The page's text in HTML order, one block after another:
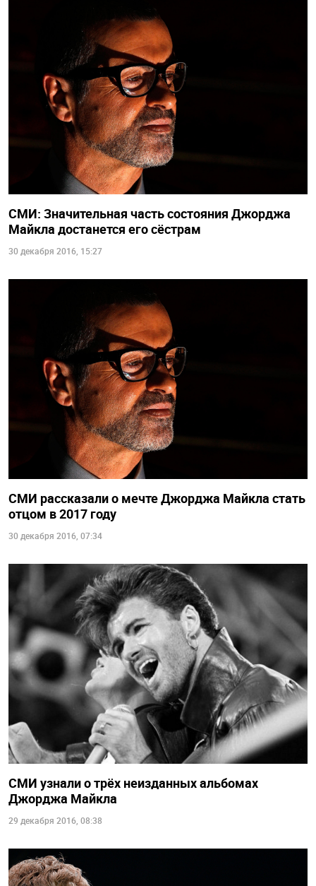
СМИ: Значительная часть состояния Джорджа
Майкла достанется его сёстрам
30 декабря 2016, 15:27
СМИ рассказали о мечте Джорджа Майкла стать
отцом в 2017 году
30 декабря 2016, 07:34
СМИ узнали о трёх неизданных альбомах
Джорджа Майкла
29 декабря 2016, 08:38